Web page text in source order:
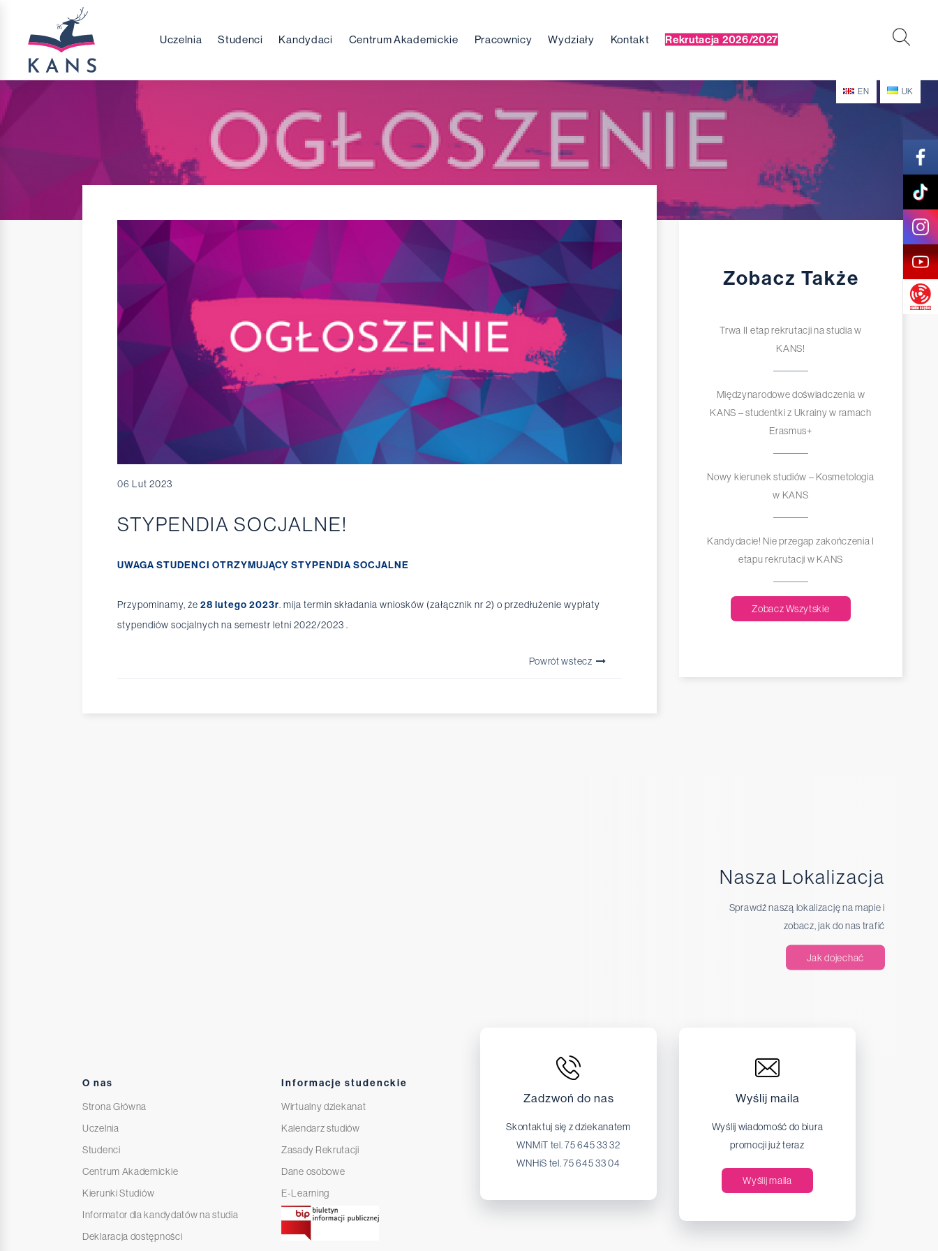
Uczelnia Studenci Kandydaci Centrum Akademickie Pracownicy Wydziały Kontakt Rekrutacja 2026/2027
EN UK
Zobacz Także
Trwa II etap rekrutacji na studia w
KANS!
Międzynarodowe doświadczenia w
KANS – studentki z Ukrainy w ramach
Erasmus+
Nowy kierunek studiów – Kosmetologia
w KANS
Kandydacie! Nie przegap zakończenia I
etapu rekrutacji w KANS
Zobacz Wszytskie
06 Lut 2023
STYPENDIA SOCJALNE!
UWAGA STUDENCI OTRZYMUJĄCY STYPENDIA SOCJALNE
Przypominamy, że 28 lutego 2023r. mija termin składania wniosków (załącznik nr 2) o przedłużenie wypłaty
stypendiów socjalnych na semestr letni 2022/2023 .
Powrót wstecz
Nasza Lokalizacja
Sprawdź naszą lokalizację na mapie i
zobacz, jak do nas trafić
Jak dojechać
O nas
Strona Główna
Uczelnia
Studenci
Centrum Akademickie
Kierunki Studiów
Informator dla kandydatów na studia
Deklaracja dostępności
Informacje studenckie
Wirtualny dziekanat
Kalendarz studiów
Zasady Rekrutacji
Dane osobowe
E-Learning
Zadzwoń do nas
Skontaktuj się z dziekanatem
WNMiT tel. 75 645 33 32
WNHiS tel. 75 645 33 04
Wyślij maila
Wyślij wiadomość do biura
promocji już teraz
Wyślij maila